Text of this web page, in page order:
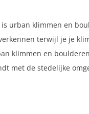
urban klimmen en
terwijl je je
klimmen en
met de stedelijke